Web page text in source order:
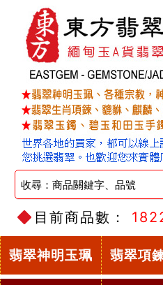
目前商品數：
翡翠神明玉珮 翡翠項